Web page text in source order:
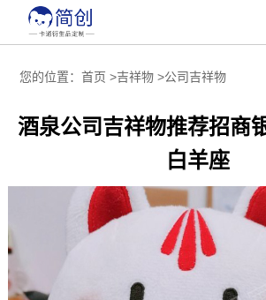
您的位置： 首页 >吉祥物>公司吉祥物
酒泉公司吉祥物推荐招商
白羊座